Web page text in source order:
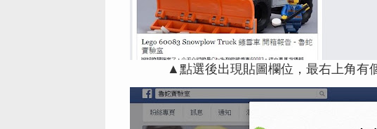
▲點選後出現貼圖欄位，最右上角有